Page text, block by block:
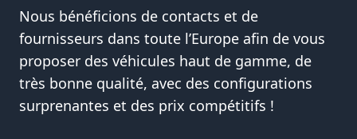
Nous bénéficions de contacts et de
fournisseurs dans toute l’Europe afin de vous
proposer des véhicules haut de gamme, de
très bonne qualité, avec des configurations
surprenantes et des prix compétitifs !